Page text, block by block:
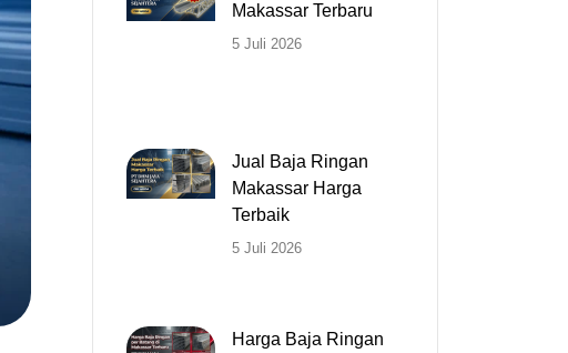
Makassar Terbaru
5 Juli 2026
Jual Baja Ringan
Makassar Harga
Terbaik
5 Juli 2026
Harga Baja Ringan